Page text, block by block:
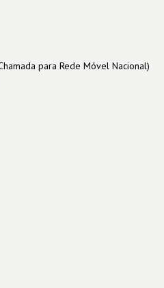
para Rede Móvel Nacional)